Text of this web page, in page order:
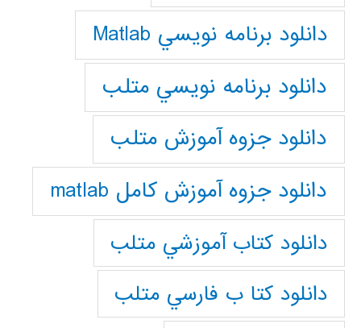
دانلود برنامه نويسي Matlab
دانلود برنامه نويسي متلب
دانلود جزوه آموزش متلب
دانلود جزوه آموزش کامل matlab
دانلود كتاب آموزشي متلب
دانلود كتا ب فارسي متلب